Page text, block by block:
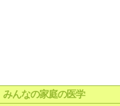
みんなの家庭の医学